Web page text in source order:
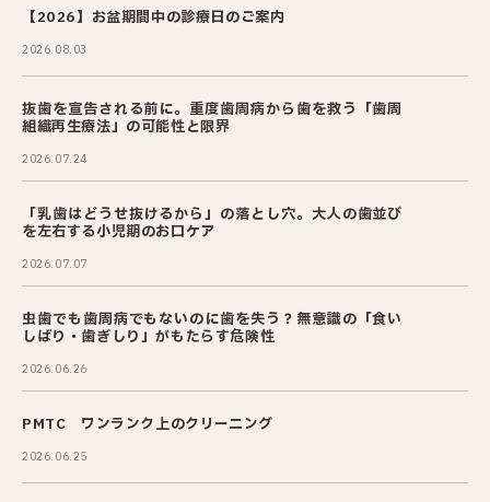
【2026】お盆期間中の診療日のご案内
2026.08.03
抜歯を宣告される前に。重度歯周病から歯を救う「歯周
組織再生療法」の可能性と限界
2026.07.24
「乳歯はどうせ抜けるから」の落とし穴。大人の歯並び
を左右する小児期のお口ケア
2026.07.07
虫歯でも歯周病でもないのに歯を失う？無意識の「食い
しばり・歯ぎしり」がもたらす危険性
2026.06.26
PMTC ワンランク上のクリーニング
2026.06.25